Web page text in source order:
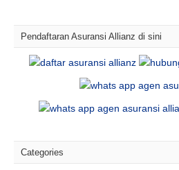
Pendaftaran Asuransi Allianz di sini
Categories